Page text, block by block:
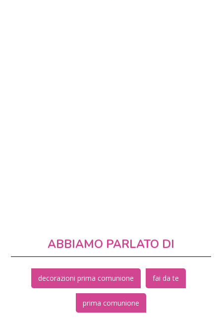
ABBIAMO PARLATO DI
decorazioni prima comunione fai da te
prima comunione